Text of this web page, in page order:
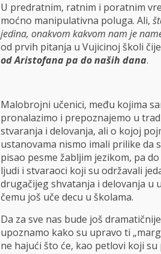
U predratnim, ratnim i poratnim
moćno manipulativna poluga. Ali,
jedina, onakvom kakvom nam je
od prvih pitanja u Vujicinoj školi
od Aristofana pa do naših dana.
Malobrojni učenici, među kojima
pronalazimo i prepoznajemo u
stvaranja i delovanja, ali o kojoj
ustanovama nismo imali prilike da
pisao pesme žabljim jezikom, pa
ljudi i stvaraoci koji su održavali
drugačijeg shvatanja i delovanja
čemu još uče decu u školama.
Da za sve nas bude još
upoznamo kako su upravo ti
ne hajući što će, kao petlovi koji